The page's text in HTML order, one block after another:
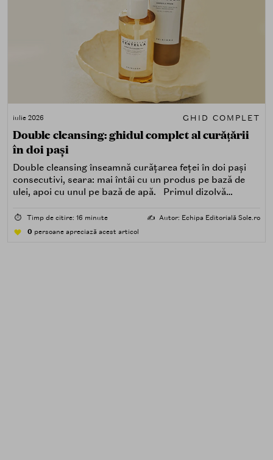
iulie 2026 GHID COMPLET
Double cleansing: ghidul complet al curățării
în doi pași
Double cleansing înseamnă curățarea feței în doi pași
consecutivi, seara: mai întâi cu un produs pe bază de
ulei, apoi cu unul pe bază de apă. Primul dizolvă
poluare. Al doilea îndepărtează impuritățile solubile în
⏱️ Timp de citire: 16 minute ✍️ Autor: Echipa Editorială Sole.ro
0 persoane apreciază acest articol